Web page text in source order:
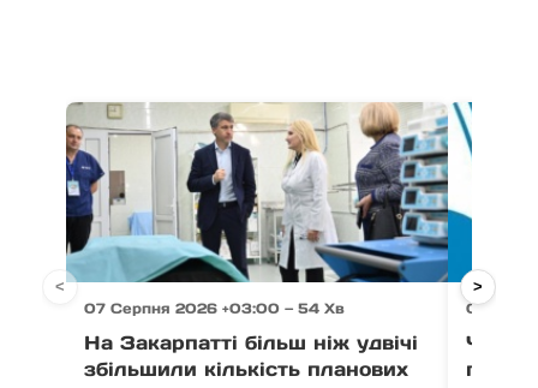
07 Серпня 2026 +03:00 — 54 Хв
На Закарпатті більш ніж удвічі
збільшили кількість планових
07
Через
< >